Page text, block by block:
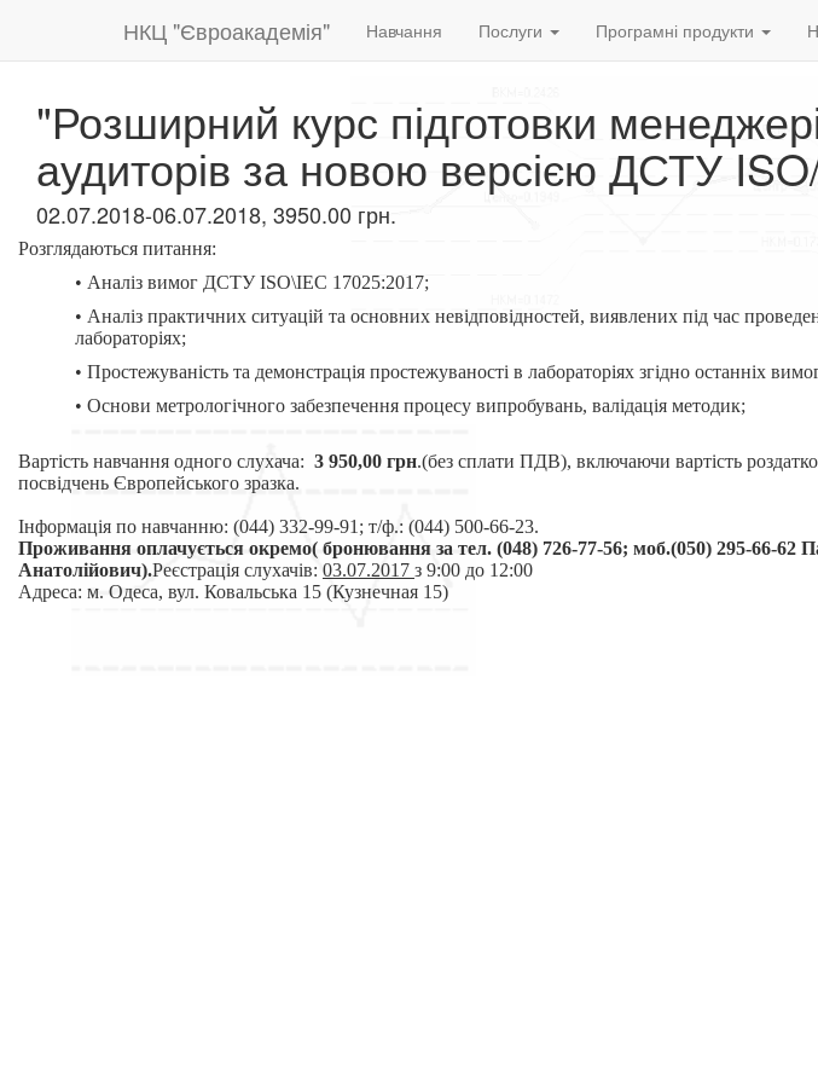
НКЦ "Євроакадемія" Навчання Послуги Програмні продукти
"Розширний курс підготовки
аудиторів за новою версією ДСТУ
02.07.2018-06.07.2018, 3950.00 грн.
Розглядаються питання:
• Аналіз вимог ДСТУ ISO\IEC 17025:2017;
• Аналіз практичних ситуацій та основних невідповідностей, виявлених під час
лабораторіях;
• Простежуваність та демонстрація простежуваності в лабораторіях згідно останніх
• Основи метрологічного забезпечення процесу випробувань, валідація методик;
Вартість навчання одного слухача: 3 950,00 грн.(без сплати ПДВ), включаючи вартість
посвідчень Європейського зразка.
Інформація по навчанню: (044) 332-99-91; т/ф.: (044) 500-66-23.
Проживання оплачується окремо( бронювання за тел. (048) 726-77-56; моб.(050) 295-66-62
Анатолійович).Реєстрація слухачів: 03.07.2017 з 9:00 до 12:00
Адреса: м. Одеса, вул. Ковальська 15 (Кузнечная 15)